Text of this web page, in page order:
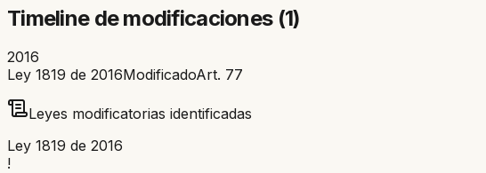
Timeline de modificaciones (1)
2016
Ley 1819 de 2016ModificadoArt. 77
Leyes modificatorias identificadas
Ley 1819 de 2016
!